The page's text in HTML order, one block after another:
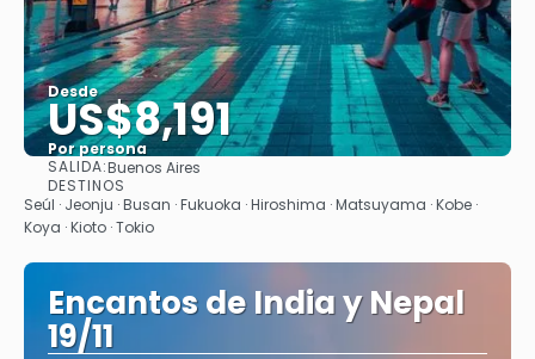
Desde
US$8,191
Por persona
SALIDA:Buenos Aires
DESTINOS
Seúl · Jeonju · Busan · Fukuoka · Hiroshima · Matsuyama · Kobe ·
Koya · Kioto · Tokio
Encantos de India y Nepal
19/11